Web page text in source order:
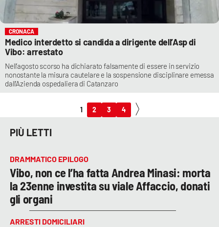
CRONACA
Medico interdetto si candida a dirigente dell’Asp di
Vibo: arrestato
Nell’agosto scorso ha dichiarato falsamente di essere in servizio
nonostante la misura cautelare e la sospensione disciplinare emessa
dall’Azienda ospedaliera di Catanzaro
1 2 3 4
PIÙ LETTI
DRAMMATICO EPILOGO
Vibo, non ce l’ha fatta Andrea Minasi: morta
la 23enne investita su viale Affaccio, donati
gli organi
ARRESTI DOMICILIARI